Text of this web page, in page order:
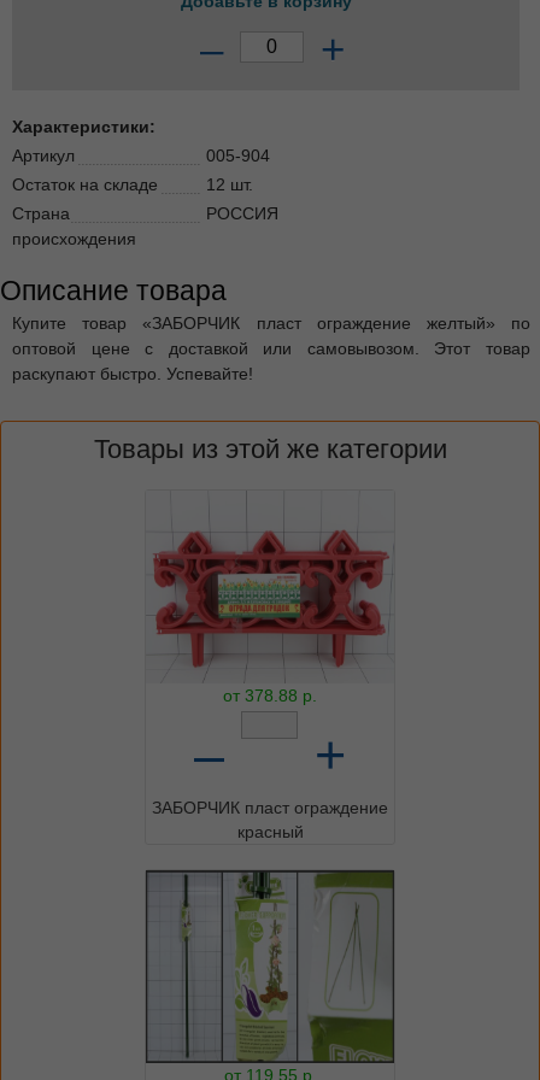
– +
Характеристики:
Артикул
005-904
Остаток на складе
12 шт.
Страна
происхождения
РОССИЯ
Описание товара
Купите товар «ЗАБОРЧИК пласт ограждение желтый» по
оптовой цене с доставкой или самовывозом. Этот товар
раскупают быстро. Успевайте!
Товары из этой же категории
от 378.88 р.
– +
ЗАБОРЧИК пласт ограждение
красный
от 119.55 р.